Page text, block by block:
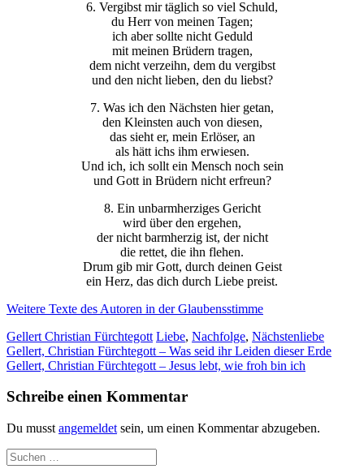
6. Vergibst mir täglich so viel Schuld,
du Herr von meinen Tagen;
ich aber sollte nicht Geduld
mit meinen Brüdern tragen,
dem nicht verzeihn, dem du vergibst
und den nicht lieben, den du liebst?
7. Was ich den Nächsten hier getan,
den Kleinsten auch von diesen,
das sieht er, mein Erlöser, an
als hätt ichs ihm erwiesen.
Und ich, ich sollt ein Mensch noch sein
und Gott in Brüdern nicht erfreun?
8. Ein unbarmherziges Gericht
wird über den ergehen,
der nicht barmherzig ist, der nicht
die rettet, die ihn flehen.
Drum gib mir Gott, durch deinen Geist
ein Herz, das dich durch Liebe preist.
Weitere Texte des Autoren in der Glaubensstimme
Gellert Christian Fürchtegott Liebe, Nachfolge, Nächstenliebe
Beitragsnavigation
Gellert, Christian Fürchtegott – Was seid ihr Leiden dieser Erde
Gellert, Christian Fürchtegott – Jesus lebt, wie froh bin ich
Schreibe einen Kommentar
Du musst angemeldet sein, um einen Kommentar abzugeben.